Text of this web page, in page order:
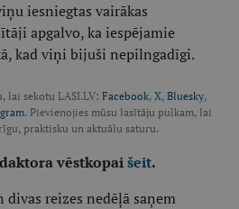
iesniegtas vairākas
apgalvo, ka iespējamie
kad viņi bijuši nepilngadīgi.
lai sekotu LASI.LV: Facebook, X, Bluesky,
. Pievienojies mūsu lasītāju pulkam, lai
praktisku un aktuālu saturu.
vēstkopaišeit.
reizes nedēļā saņem